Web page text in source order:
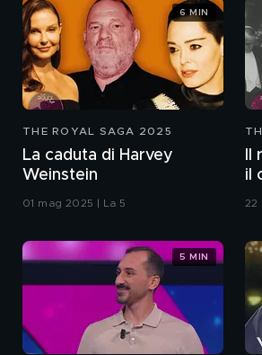
THE ROYAL SAGA 2025
La caduta di Harvey
Weinstein
01 mag 2025 | La 5
6 MIN
il
22
5 MIN